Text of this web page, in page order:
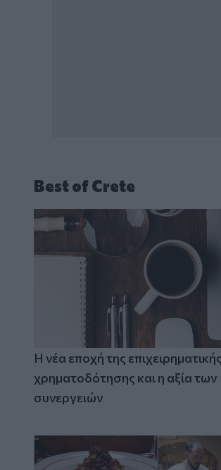
Best of Crete
Η νέα εποχή της επιχειρηματικής
χρηματοδότησης και η αξία των
συνεργειών